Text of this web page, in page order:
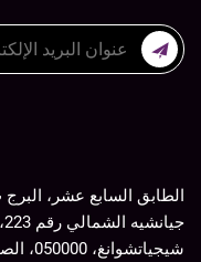
الطابق السابع عشر،
شيجياتشوانغ، 050000، الصين